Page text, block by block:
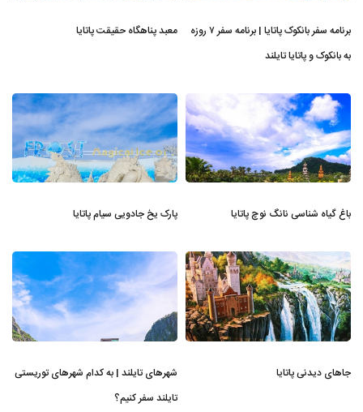
برنامه سفر بانکوک پاتایا | برنامه سفر ۷ روزه
به بانکوک و پاتایا تایلند
معبد پناهگاه حقیقت پاتایا
باغ گیاه شناسی نانگ نوچ پاتایا پارک یخ جادویی سیام پاتایا
جاهای دیدنی پاتایا
شهرهای تایلند | به کدام شهرهای توریستی
تایلند سفر کنیم؟